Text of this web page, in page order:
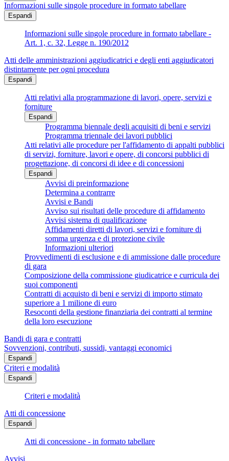
Informazioni sulle singole procedure in formato tabellare
Espandi
Informazioni sulle singole procedure in formato tabellare -
Art. 1, c. 32, Legge n. 190/2012
Atti delle amministrazioni aggiudicatrici e degli enti aggiudicatori
distintamente per ogni procedura
Espandi
Atti relativi alla programmazione di lavori, opere, servizi e
forniture
Espandi
Programma biennale degli acquisiti di beni e servizi
Programma triennale dei lavori pubblici
Atti relativi alle procedure per l'affidamento di appalti pubblici
di servizi, forniture, lavori e opere, di concorsi pubblici di
progettazione, di concorsi di idee e di concessioni
Espandi
Avvisi di preinformazione
Determina a contrarre
Avvisi e Bandi
Avviso sui risultati delle procedure di affidamento
Avvisi sistema di qualificazione
Affidamenti diretti di lavori, servizi e forniture di
somma urgenza e di protezione civile
Informazioni ulteriori
Provvedimenti di esclusione e di ammissione dalle procedure
di gara
Composizione della commissione giudicatrice e curricula dei
suoi componenti
Contratti di acquisto di beni e servizi di importo stimato
superiore a 1 milione di euro
Resoconti della gestione finanziaria dei contratti al termine
della loro esecuzione
Bandi di gara e contratti
Sovvenzioni, contributi, sussidi, vantaggi economici
Espandi
Criteri e modalità
Espandi
Criteri e modalità
Atti di concessione
Espandi
Atti di concessione - in formato tabellare
Avvisi